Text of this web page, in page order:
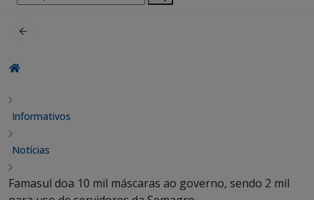
por:
Informativos
Notícias
Famasul doa 10 mil máscaras ao governo, sendo 2 mil